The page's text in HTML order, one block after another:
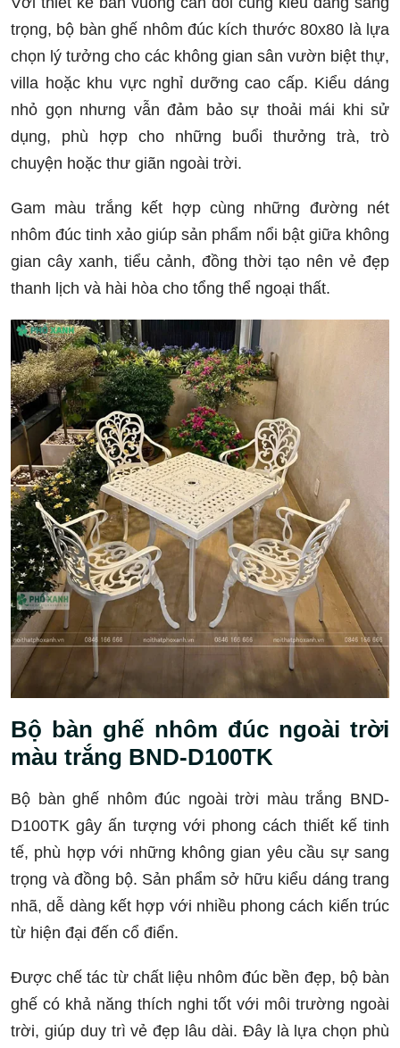
trọng, bộ bàn ghế nhôm đúc kích thước 80x80 là lựa
chọn lý tưởng cho các không gian sân vườn biệt thự,
villa hoặc khu vực nghỉ dưỡng cao cấp. Kiểu dáng
nhỏ gọn nhưng vẫn đảm bảo sự thoải mái khi sử
dụng, phù hợp cho những buổi thưởng trà, trò
chuyện hoặc thư giãn ngoài trời.
Gam màu trắng kết hợp cùng những đường nét
nhôm đúc tinh xảo giúp sản phẩm nổi bật giữa không
gian cây xanh, tiểu cảnh, đồng thời tạo nên vẻ đẹp
thanh lịch và hài hòa cho tổng thể ngoại thất.
Bộ bàn ghế nhôm đúc ngoài trời
màu trắng BND-D100TK
Bộ bàn ghế nhôm đúc ngoài trời màu trắng BND-
D100TK gây ấn tượng với phong cách thiết kế tinh
tế, phù hợp với những không gian yêu cầu sự sang
trọng và đồng bộ. Sản phẩm sở hữu kiểu dáng trang
nhã, dễ dàng kết hợp với nhiều phong cách kiến trúc
từ hiện đại đến cổ điển.
Được chế tác từ chất liệu nhôm đúc bền đẹp, bộ bàn
ghế có khả năng thích nghi tốt với môi trường ngoài
trời, giúp duy trì vẻ đẹp lâu dài. Đây là lựa chọn phù